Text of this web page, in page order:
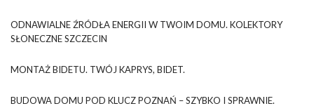
ODNAWIALNE ŹRÓDŁA ENERGII W TWOIM DOMU. KOLEKTORY
SŁONECZNE SZCZECIN
MONTAŻ BIDETU. TWÓJ KAPRYS, BIDET.
BUDOWA DOMU POD KLUCZ POZNAŃ – SZYBKO I SPRAWNIE.